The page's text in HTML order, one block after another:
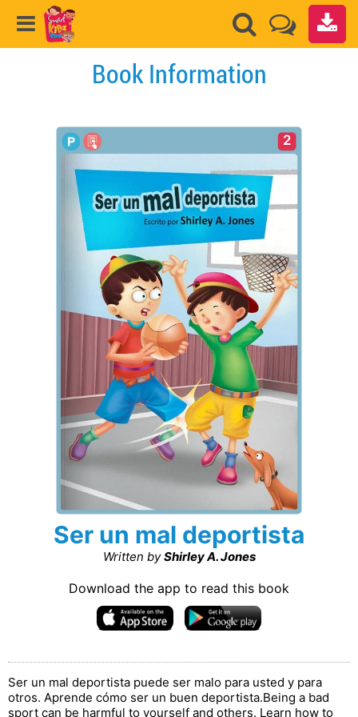
Book Information
2
Ser un mal deportista
Written by Shirley A. Jones
Download the app to read this book
Ser un mal deportista puede ser malo para usted y para
otros. Aprende cómo ser un buen deportista.Being a bad
sport can be harmful to yourself and others. Learn how to